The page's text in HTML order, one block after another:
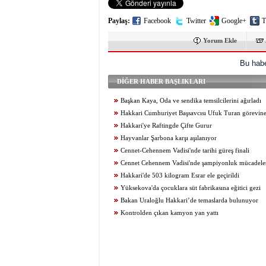
Paylaş: Facebook Twitter Google+
Yorum Ekle
Bu
DİĞER HABER BAŞLIKLARI
Başkan Kaya, Oda ve sendika temsilcilerini ağırladı
Hakkari Cumhuriyet Başsavcısı Ufuk Turan görevine
Hakkari'ye Raftingde Çifte Gurur
Hayvanlar Şarbona karşı aşılanıyor
Cennet-Cehennem Vadisi'nde tarihi güreş finali
Cennet Cehennem Vadisi'nde şampiyonluk
Hakkari'de 503 kilogram Esrar ele geçirildi
Yüksekova'da çocuklara süt fabrikasına eğitici gezi
Bakan Uraloğlu Hakkari’de temaslarda bulunuyor
Kontrolden çıkan kamyon yan yattı